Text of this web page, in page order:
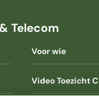
Telecom
Voor wie
Video Toezicht